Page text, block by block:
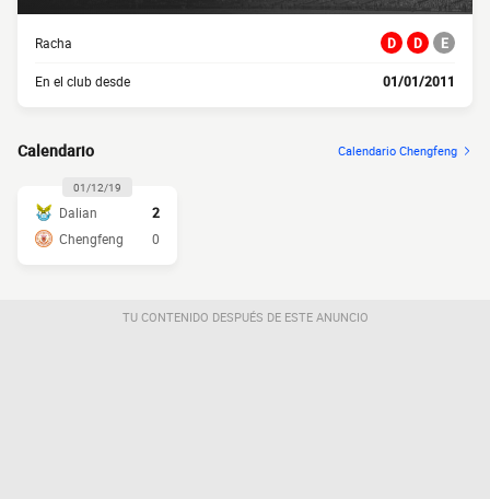
Racha D D E
En el club desde 01/01/2011
Calendario Calendario Chengfeng
01/12/19
Dalian
2
Chengfeng
0
TU CONTENIDO DESPUÉS DE ESTE ANUNCIO